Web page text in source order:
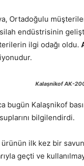
Ortadoğulu
endüstrisinin
ilgi odağı oldu.
Kalaşnikof AK-
bugün Kalaşnikof
bilgilendirdi.
ilk kez bir
geçti ve